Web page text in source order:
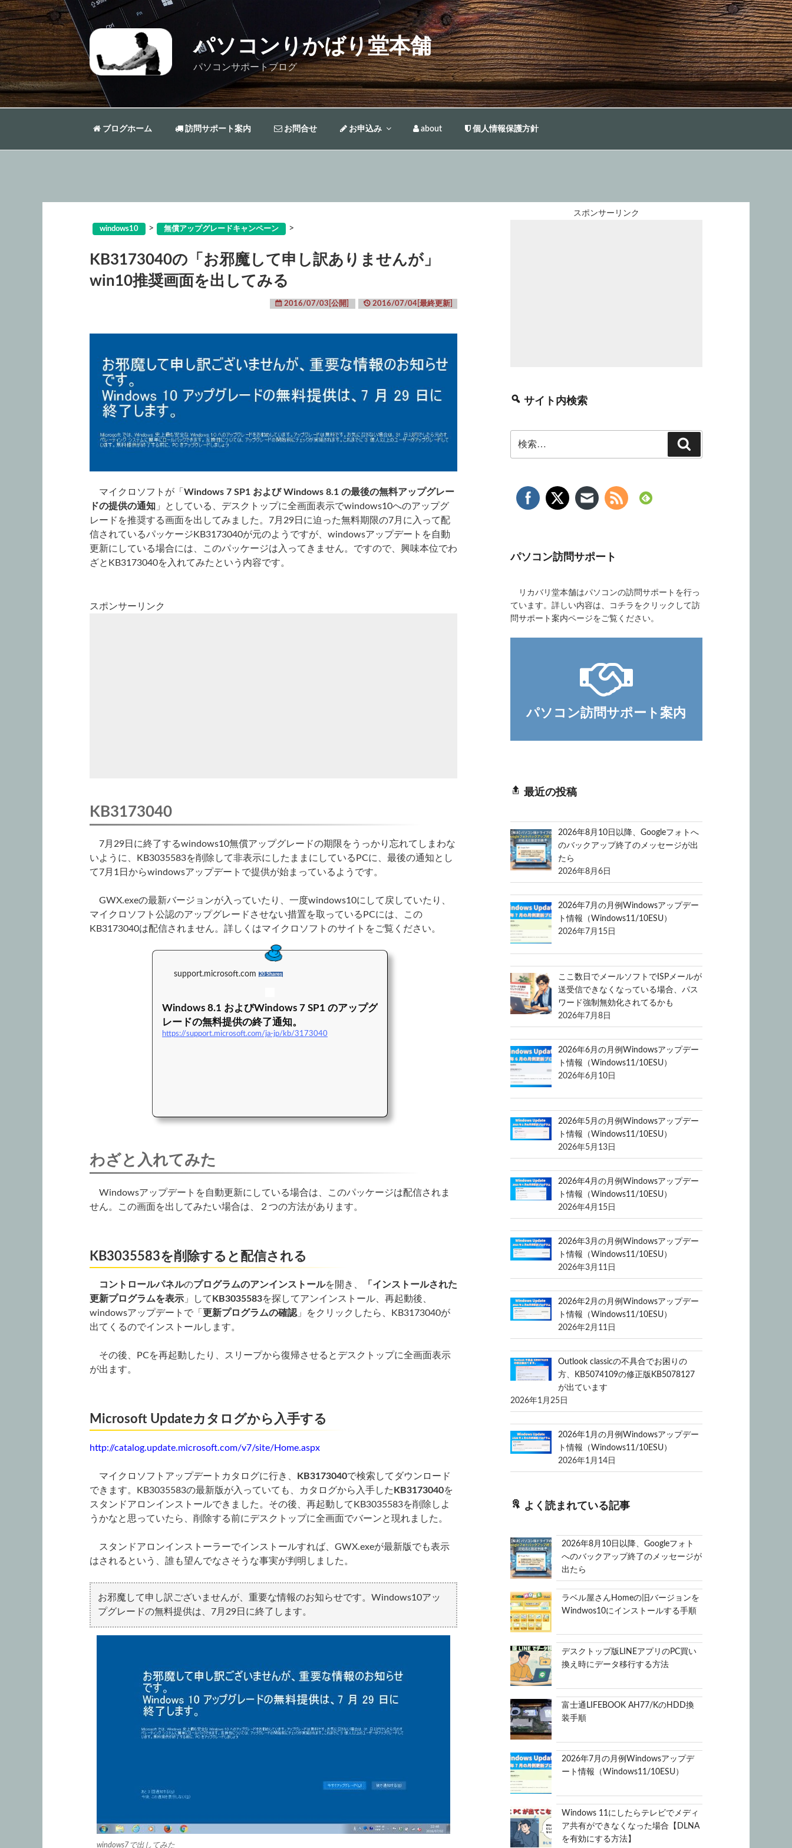
コ
ン
テ
ン
ツ
へ
ス
キ
パソコンりかばり堂本舗
パソコンサポートブログ
ブログホーム 訪問サポート案内 お問合せ お申込み about 個人情報保護方針
windows10 > 無償アップグレードキャンペーン >
KB3173040の「お邪魔して申し訳ありませんが」
win10推奨画面を出してみる
2016/07/03[公開] 2016/07/04[最終更新]
マイクロソフトが「 Windows 7 SP1 および Windows 8.1 の最後の無料アップグレー
ドの提供の通知 」としている、デスクトップに全画面表示でwindows10へのアップグ
レードを推奨する画面を出してみました。7月29日に迫った無料期限の7月に入って配
信されているパッケージKB3173040が元のようですが、windowsアップデートを自動
更新にしている場合には、このパッケージは入ってきません。ですので、興味本位でわ
ざとKB3173040を入れてみたという内容です。
スポンサーリンク
KB3173040
7月29日に終了するwindows10無償アップグレードの期限をうっかり忘れてしまわな
いように、KB3035583を削除して非表示にしたままにしているPCに、最後の通知とし
て7月1日からwindowsアップデートで提供が始まっているようです。
GWX.exeの最新バージョンが入っていたり、一度windows10にして戻していたり、
マイクロソフト公認のアップグレードさせない措置を取っているPCには、この
KB3173040は配信されません。詳しくはマイクロソフトのサイトをご覧ください。
support.microsoft.com 20 Shares
Windows 8.1 およびWindows 7 SP1 のアップグ
レードの無料提供の終了通知。
https://support.microsoft.com/ja-jp/kb/3173040
わざと入れてみた
Windowsアップデートを自動更新にしている場合は、このパッケージは配信されま
せん。この画面を出してみたい場合は、２つの方法があります。
KB3035583を削除すると配信される
コントロールパネルのプログラムのアンインストールを開き、
「インストールされた
更新プログラムを表示 」して KB3035583を探してアンインストール、再起動後、
windowsアップデートで「 更新プログラムの確認」をクリックしたら、KB3173040が
出てくるのでインストールします。
その後、PCを再起動したり、スリープから復帰させるとデスクトップに全画面表示
が出ます。
Microsoft Updateカタログから入手する
http://catalog.update.microsoft.com/v7/site/Home.aspx
マイクロソフトアップデートカタログに行き、 KB3173040で検索してダウンロード
できます。KB3035583の最新版が入っていても、カタログから入手した KB3173040を
スタンドアロンインストールできました。その後、再起動してKB3035583を削除しよ
うかなと思っていたら、削除する前にデスクトップに全画面でバーンと現れました。
スタンドアロンインストーラーでインストールすれば、GWX.exeが最新版でも表示
はされるという、誰も望んでなさそうな事実が判明しました。
お邪魔して申し訳ございませんが、重要な情報のお知らせです。Windows10アッ
プグレードの無料提供は、7月29日に終了します。
windows7で出してみた
スポンサーリンク
サイト内検索
索:
索
パソコン訪問サポート
リカバリ堂本舗はパソコンの訪問サポートを行っ
ています。詳しい内容は、コチラをクリックして訪
問サポート案内ページをご覧ください。
パソコン訪問サポート案内
最近の投稿
2026年8月10日以降、Googleフォトへ
のバックアップ終了のメッセージが出
たら
2026年8月6日
2026年7月の月例Windowsアップデー
ト情報（Windows11/10ESU）
2026年7月15日
ここ数日でメールソフトでISPメールが
送受信できなくなっている場合、パス
ワード強制無効化されてるかも
2026年7月8日
2026年6月の月例Windowsアップデー
ト情報（Windows11/10ESU）
2026年6月10日
2026年5月の月例Windowsアップデー
ト情報（Windows11/10ESU）
2026年5月13日
2026年4月の月例Windowsアップデー
ト情報（Windows11/10ESU）
2026年4月15日
2026年3月の月例Windowsアップデー
ト情報（Windows11/10ESU）
2026年3月11日
2026年2月の月例Windowsアップデー
ト情報（Windows11/10ESU）
2026年2月11日
Outlook classicの不具合でお困りの
方、KB5074109の修正版KB5078127
が出ています
2026年1月25日
2026年1月の月例Windowsアップデー
ト情報（Windows11/10ESU）
2026年1月14日
よく読まれている記事
2026年8月10日以降、Googleフォト
へのバックアップ終了のメッセージが
出たら
ラベル屋さんHomeの旧バージョンを
Windwos10にインストールする手順
デスクトップ版LINEアプリのPC買い
換え時にデータ移行する方法
富士通LIFEBOOK AH77/KのHDD換
装手順
2026年7月の月例Windowsアップデ
ート情報（Windows11/10ESU）
Windows 11にしたらテレビでメディ
ア共有ができなくなった場合【DLNA
を有効にする方法】